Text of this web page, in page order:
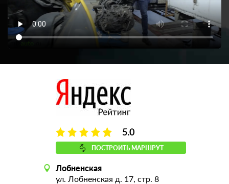
5.0
ПОСТРОИТЬ МАРШРУТ
Лобненская
ул. Лобненская д. 17, стр. 8